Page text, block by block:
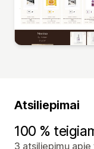
Atsiliepimai
100 %
3 atsiliepimų